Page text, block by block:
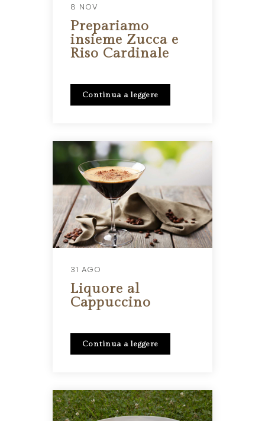
8 NOV
Prepariamo
insieme Zucca e
Riso Cardinale
Continua a leggere
31 AGO
Liquore al
Cappuccino
Continua a leggere